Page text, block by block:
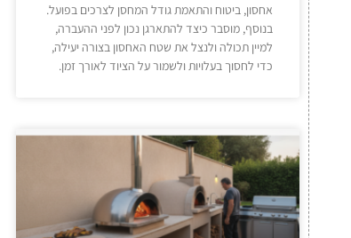
אחסון, ביטוח והתאמת גודל המחסן לצרכים בפועל.
בנוסף, מוסבר כיצד להתארגן נכון לפני ההעברה,
למיין תכולה ולנצל את שטח האחסון בצורה יעילה,
כדי לחסוך בעלויות ולשמור על הציוד לאורך זמן.